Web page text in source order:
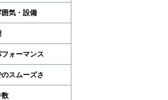
囲気・設備
フォーマンス
スムーズさ
数